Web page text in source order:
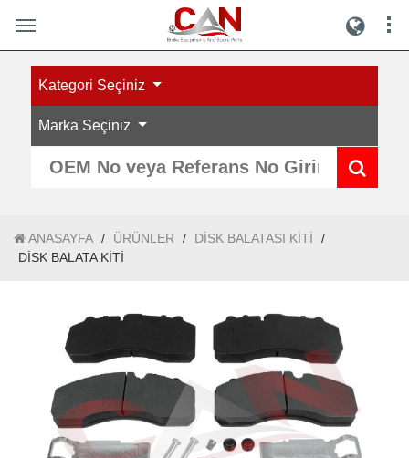
Kategori Seçiniz
Marka Seçiniz
ANASAYFA / ÜRÜNLER / DİSK BALATASI KİTİ
/
DİSK BALATA KİTİ